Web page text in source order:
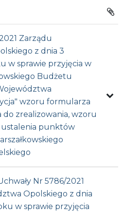
Zarządu
z dnia 3
w sprawie przyjęcia w
Budżetu
wzoru formularza
do zrealizowania, wzoru
ustalenia punktów
Nr 5786/2021
Opolskiego z dnia
w sprawie przyjęcia